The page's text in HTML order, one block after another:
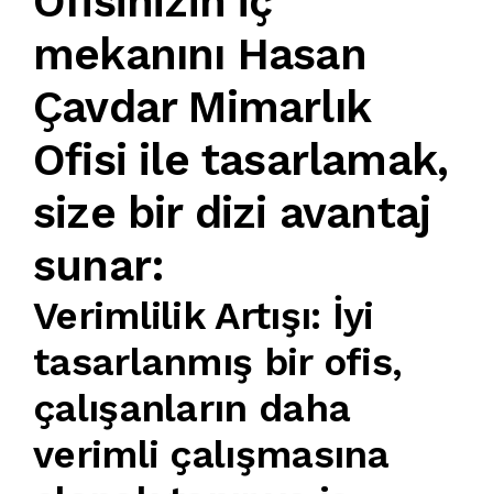
mekanını Hasan
Çavdar Mimarlık
Ofisi ile tasarlamak,
size bir dizi avantaj
sunar:
Verimlilik Artışı: İyi
tasarlanmış bir ofis,
çalışanların daha
verimli çalışmasına